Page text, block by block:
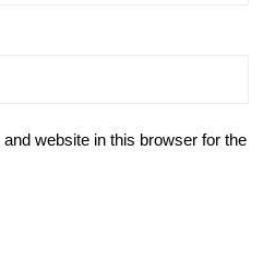
website in this browser for the